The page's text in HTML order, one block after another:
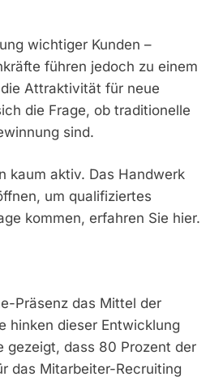
wichtiger Kunden –
führen jedoch zu einem
Attraktivität für neue
die Frage, ob traditionelle
sind.
kaum aktiv. Das Handwerk
um qualifiziertes
kommen, erfahren Sie hier.
Präsenz das Mittel der
hinken dieser Entwicklung
gezeigt, dass 80 Prozent der
das Mitarbeiter-Recruiting